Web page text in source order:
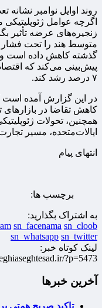
روند اوایل نوامبر نشانه
اگرچه عوامل
زنجیره‌های عرضه تأثیر
متوسط ‌هند را تحت
گذشته کاهش داده است و
۷ درصد رشد کند.
در این گزارش آمده است
کاهش تقاضا در
همچنین، تحولات
ایالات‌متحده، مسیر
انتهای پیام
برچسب ها:
به اشتراک بگذارید:
sn_facenama sn_cloob
sn_whatsapp sn_twitter
لینک کوتاه خبر:
?p=5473
آخرین خبرها